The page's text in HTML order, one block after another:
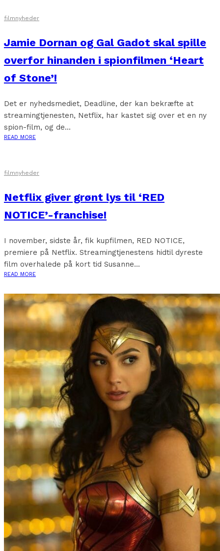
filmnyheder
Jamie Dornan og Gal Gadot skal spille
overfor hinanden i spionfilmen ‘Heart
of Stone’!
Det er nyhedsmediet, Deadline, der kan bekræfte at
streamingtjenesten, Netflix, har kastet sig over et en ny
spion-film, og de...
READ MORE
filmnyheder
Netflix giver grønt lys til ‘RED
NOTICE’-franchise!
I november, sidste år, fik kupfilmen, RED NOTICE,
premiere på Netflix. Streamingtjenestens hidtil dyreste
film overhalede på kort tid Susanne...
READ MORE